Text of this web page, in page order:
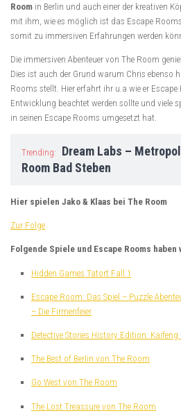
Room in Berlin und auch einer der kreativen
mit ihm, wie es möglich ist das Escape
somit zu immersiven Erfahrungen werden
Die immersiven Abenteuer von The Room
Dies ist auch der Grund warum Chris ebenso
Rooms stellt. Hier erfahrt ihr u.a wie er
Entwicklung beachtet werden sollte und viele
in seinen Escape Rooms umgesetzt hat.
Trending:
Dream Labs –
Room Bad Steben
Hier spielen Jako & Klaas bei The Room
Zur Folge
Folgende Spiele und Escape Rooms
Hidden Games Tatort Fall 1
Escape Room: Das Spiel – Puzzle
– Die Firmenfeier
Detective Stories History Edition: Kaifeng
The Best of Berlin von The Room
Go West von The Room
The Lost Treassure von The Room